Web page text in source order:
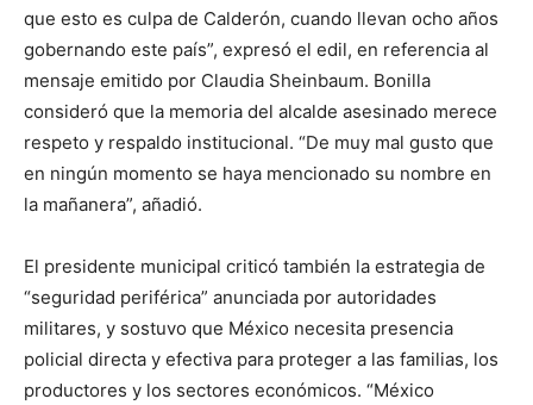
que esto es culpa de Calderón, cuando llevan ocho años
gobernando este país”, expresó el edil, en referencia al
mensaje emitido por Claudia Sheinbaum. Bonilla
consideró que la memoria del alcalde asesinado merece
respeto y respaldo institucional. “De muy mal gusto que
en ningún momento se haya mencionado su nombre en
la mañanera”, añadió.
El presidente municipal criticó también la estrategia de
“seguridad periférica” anunciada por autoridades
militares, y sostuvo que México necesita presencia
policial directa y efectiva para proteger a las familias, los
productores y los sectores económicos. “México